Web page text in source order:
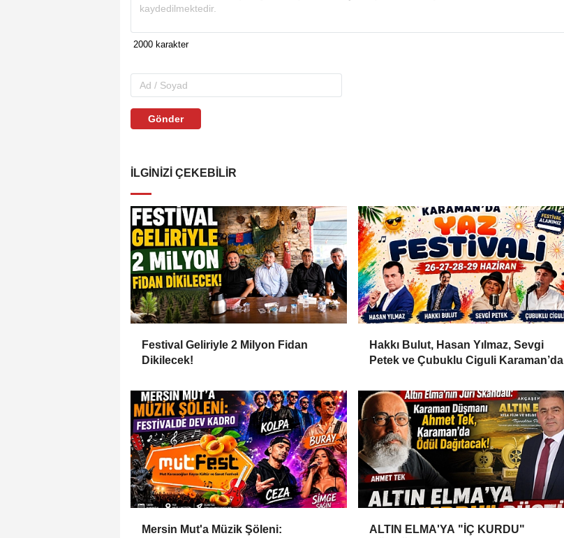
Gönder
İLGINIZI ÇEKEBILIR
Festival Geliriyle 2 Milyon Fidan
Dikilecek!
Hakkı Bulut, Hasan Yılmaz, Sevgi
Petek ve Çubuklu Ciguli Karaman’da
Mersin Mut'a Müzik Şöleni:
ALTIN ELMA'YA "İÇ KURDU"